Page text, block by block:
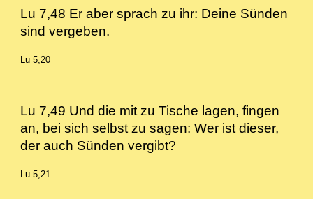
Lu 7,48 Er aber sprach zu ihr: Deine Sünden
sind vergeben.
Lu 5,20
Lu 7,49 Und die mit zu Tische lagen, fingen
an, bei sich selbst zu sagen: Wer ist dieser,
der auch Sünden vergibt?
Lu 5,21